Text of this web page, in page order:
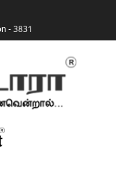
- 3831